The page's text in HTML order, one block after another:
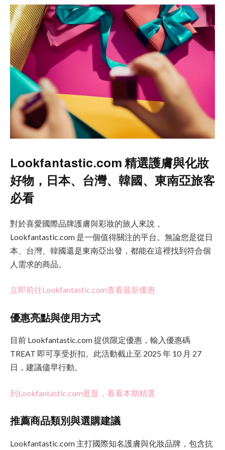
Lookfantastic.com 精選護膚與化妝
好物，日本、台灣、韓國、東南亞旅客
必看
對於喜愛國際品牌護膚與彩妝的旅人來說，
Lookfantastic.com 是一個值得關注的平台。無論您是從日
本、台灣、韓國還是東南亞出發，都能在這裡找到符合個
人需求的商品。
立即前往Lookfantastic.com查看最新優惠
優惠亮點與使用方式
目前 Lookfantastic.com 提供限定優惠，輸入優惠碼
TREAT 即可享受折扣。此活動截止至 2025 年 10 月 27
日，建議儘早行動。
到Lookfantastic.com逛逛，看看本期精選
推薦商品類別與選購建議
Lookfantastic.com 主打國際知名護膚與化妝品牌，包含抗